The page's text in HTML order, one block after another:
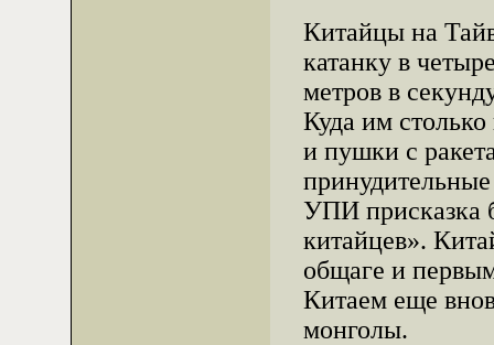
Китайцы на
катанку в
метров в
Куда им
и пушки с
УПИ присказка
китайцев».
общаге и
Китаем еще
монголы.